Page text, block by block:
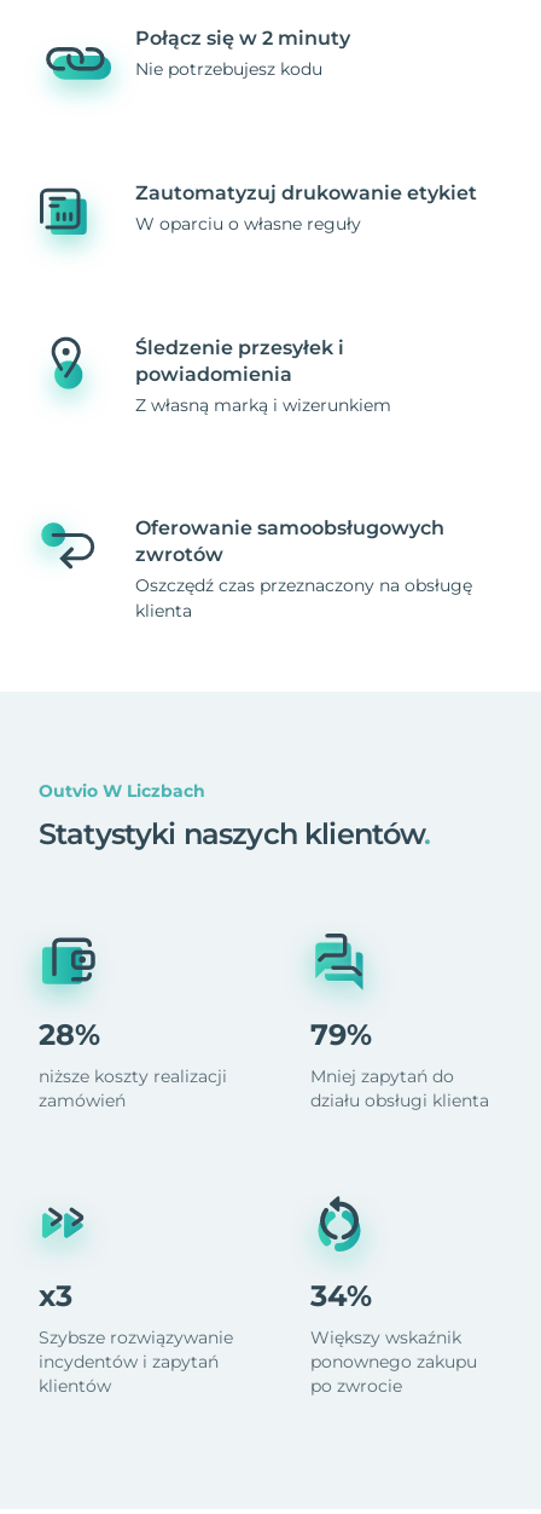
Połącz się w 2 minuty
Nie potrzebujesz kodu
Zautomatyzuj drukowanie etykiet
W oparciu o własne reguły
Śledzenie przesyłek i
powiadomienia
Z własną marką i wizerunkiem
Oferowanie samoobsługowych
zwrotów
Oszczędź czas przeznaczony na obsługę
klienta
Outvio W Liczbach
Statystyki naszych klientów.
28%
niższe koszty realizacji
zamówień
x3
Szybsze rozwiązywanie
incydentów i zapytań
klientów
79%
Mniej zapytań do
działu obsługi klienta
34%
Większy wskaźnik
ponownego zakupu
po zwrocie